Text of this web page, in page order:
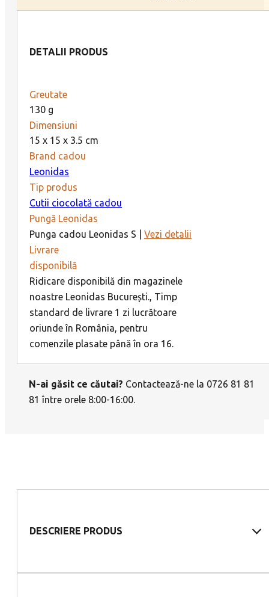
DETALII PRODUS
Greutate
130 g
Dimensiuni
15 x 15 x 3.5 cm
Brand cadou
Leonidas
Tip produs
Cutii ciocolată cadou
Pungă Leonidas
Punga cadou Leonidas S | Vezi detalii
Livrare
disponibilă
Ridicare disponibilă din magazinele
noastre Leonidas București., Timp
standard de livrare 1 zi lucrătoare
oriunde în România, pentru
comenzile plasate până în ora 16.
N-ai găsit ce căutai? Contactează-ne la 0726 81 81
81 între orele 8:00-16:00.
DESCRIERE PRODUS